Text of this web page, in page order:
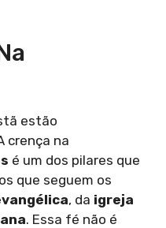
estão
crença na
é um dos pilares que
que seguem os
, da igreja
. Essa fé não é